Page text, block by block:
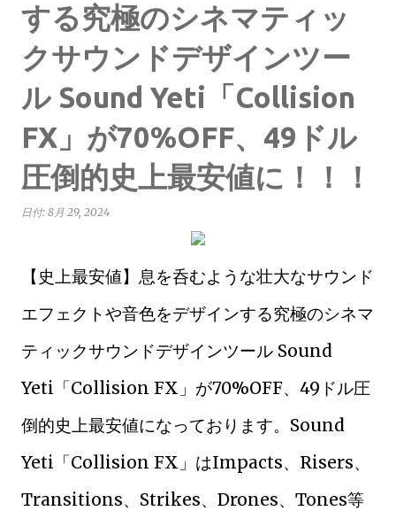
する究極のシネマティッ
クサウンドデザインツー
ル Sound Yeti「Collision
FX」が70%OFF、49ドル
圧倒的史上最安値に！！！
日付: 8月 29, 2024
【史上最安値】息を呑むような壮大なサウンド
エフェクトや音色をデザインする究極のシネマ
ティックサウンドデザインツール Sound
Yeti「Collision FX」が70%OFF、49ドル圧
倒的史上最安値になっております。 Sound
Yeti「Collision FX」はImpacts、Risers、
Transitions、Strikes、Drones、Tones等